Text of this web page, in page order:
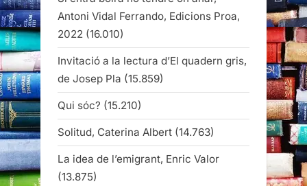
Antoni Vidal Ferrando, Edicions Proa,
2022 (16.010)
Invitació a la lectura d’El quadern gris,
de Josep Pla (15.859)
Qui sóc? (15.210)
Solitud, Caterina Albert (14.763)
La idea de l’emigrant, Enric Valor
(13.875)